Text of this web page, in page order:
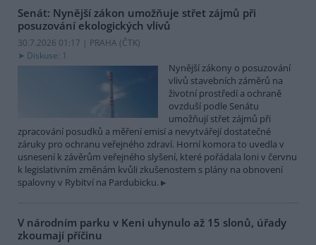
Senát: Nynější zákon umožňuje střet zájmů při
posuzování ekologických vlivů
30.7.2026 01:17 | PRAHA (ČTK)
Diskuse: 1
Nynější zákony o posuzování
vlivů stavebních záměrů na
životní prostředí a ochraně
ovzduší podle Senátu
umožňují střet zájmů při
zpracování posudků a měření emisí a nevytvářejí dostatečné
záruky pro ochranu veřejného zdraví. Horní komora to uvedla v
usnesení k závěrům veřejného slyšení, které pořádala loni v červnu
k legislativním změnám kvůli zkušenostem s plány na obnovení
spalovny v Rybitví na Pardubicku.
V národním parku v Keni uhynulo až 15 slonů, úřady
zkoumají příčinu